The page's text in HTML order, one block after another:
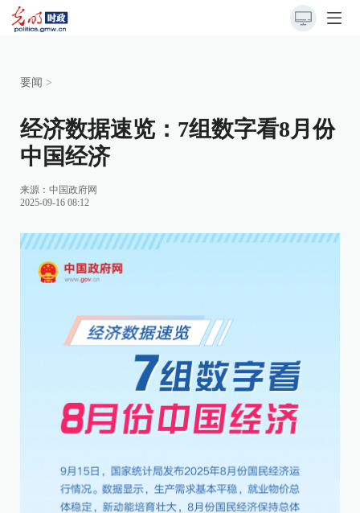
要闻 >
经济数据速览：7组数字看8月份
中国经济
来源： 中国政府网
2025-09-16 08:12